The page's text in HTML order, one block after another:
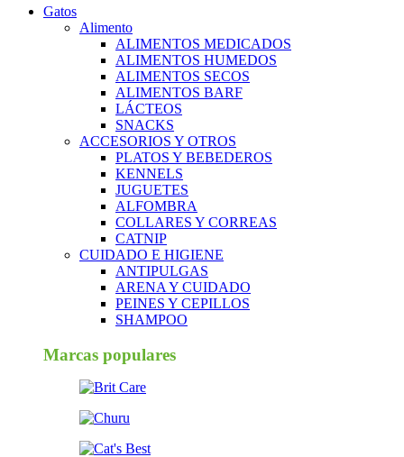
Gatos
Alimento
ALIMENTOS MEDICADOS
ALIMENTOS HUMEDOS
ALIMENTOS SECOS
ALIMENTOS BARF
LÁCTEOS
SNACKS
ACCESORIOS Y OTROS
PLATOS Y BEBEDEROS
KENNELS
JUGUETES
ALFOMBRA
COLLARES Y CORREAS
CATNIP
CUIDADO E HIGIENE
ANTIPULGAS
ARENA Y CUIDADO
PEINES Y CEPILLOS
SHAMPOO
Marcas populares